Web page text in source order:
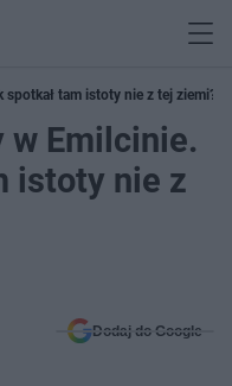
tam istoty nie z tej ziemi?
Emilcinie.
istoty nie z
Dodaj do Google